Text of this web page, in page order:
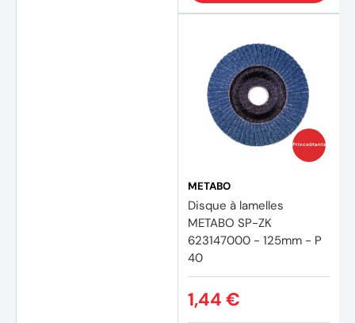
Prix coûtants
METABO
Disque à lamelles
METABO SP-ZK
623147000 - 125mm - P
40
1,44 €